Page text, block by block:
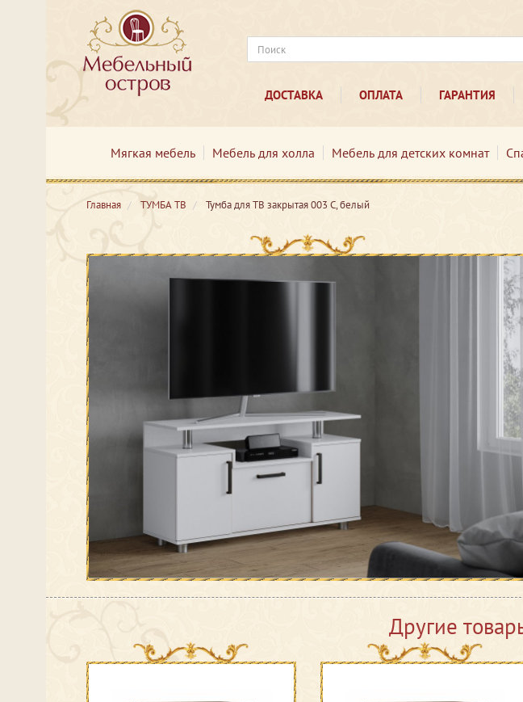
ДОСТАВКА ОПЛАТА ГАРАНТИЯ
Мягкая мебель Мебель для холла Мебель для детских комнат
Главная ТУМБА ТВ Тумба для ТВ закрытая 003 С, белый
Другие